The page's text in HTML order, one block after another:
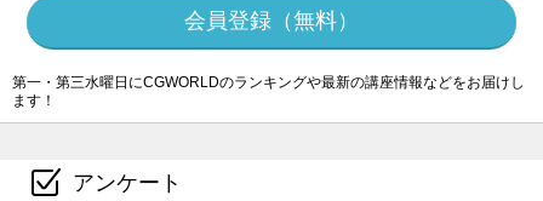
会員登録（無料）
第一・第三水曜日にCGWORLDのランキングや最新の講座情報などをお届けし
ます！
アンケート